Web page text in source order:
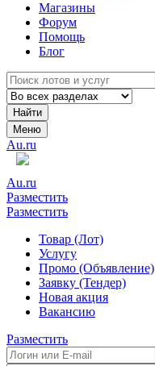
Магазины
Форум
Помощь
Блог
Найти
Меню
Au.ru
Au.ru
Разместить
Разместить
Товар (Лот)
Услугу
Промо (Объявление)
Заявку (Тендер)
Новая акция
Вакансию
Разместить